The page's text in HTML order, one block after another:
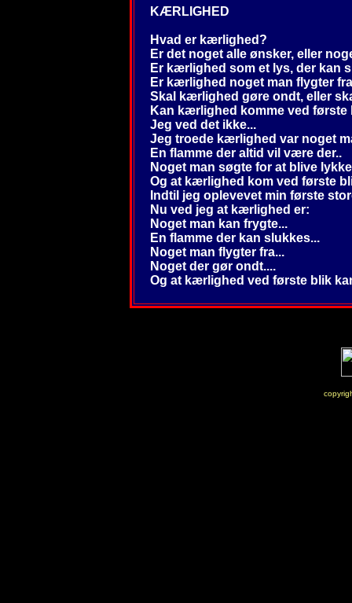
KÆRLIGHED
Hvad er kærlighed?
Er det noget alle ønsker, eller
Er kærlighed som et lys, der kan
Er kærlighed noget man flygter
Skal kærlighed gøre ondt, eller
Kan kærlighed komme ved første
Jeg ved det ikke...
Jeg troede kærlighed var noget
En flamme der altid vil være der..
Noget man søgte for at blive
Og at kærlighed kom ved første
Indtil jeg oplevevet min første
Nu ved jeg at kærlighed er:
Noget man kan frygte...
En flamme der kan slukkes...
Noget man flygter fra...
Noget der gør ondt....
Og at kærlighed ved første blik